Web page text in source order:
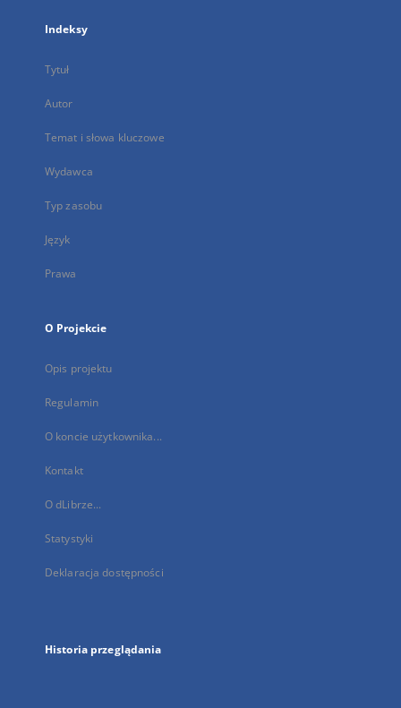
Indeksy
Tytuł
Autor
Temat i słowa kluczowe
Wydawca
Typ zasobu
Język
Prawa
O Projekcie
Opis projektu
Regulamin
O koncie użytkownika...
Kontakt
O dLibrze...
Statystyki
Deklaracja dostępności
Historia przeglądania